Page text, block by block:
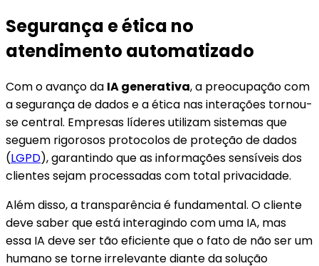
Segurança e ética no
atendimento automatizado
Com o avanço da IA generativa, a preocupação com
a segurança de dados e a ética nas interações tornou-
se central. Empresas líderes utilizam sistemas que
seguem rigorosos protocolos de proteção de dados
(LGPD), garantindo que as informações sensíveis dos
clientes sejam processadas com total privacidade.
Além disso, a transparência é fundamental. O cliente
deve saber que está interagindo com uma IA, mas
essa IA deve ser tão eficiente que o fato de não ser um
humano se torne irrelevante diante da solução